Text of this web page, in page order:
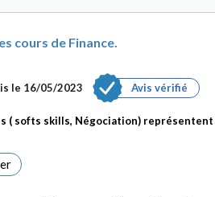
cours de Finance.
le 16/05/2023 Avis vérifié
( softs skills, Négociation)